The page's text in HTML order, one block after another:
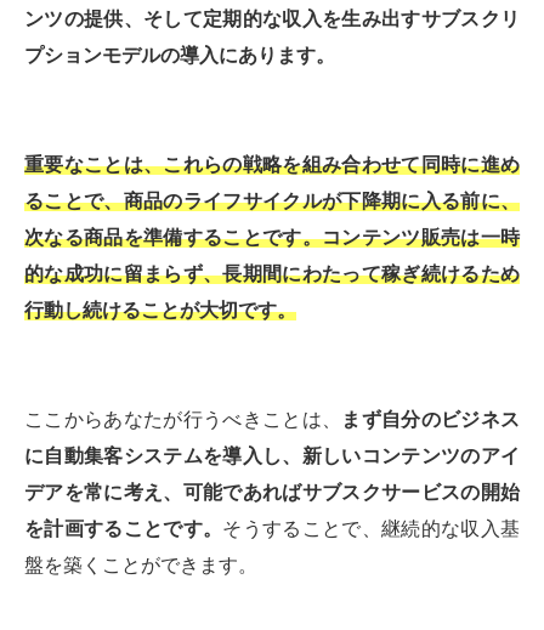
ンツの提供、そして定期的な収入を生み出すサブスクリ
プションモデルの導入にあります。
重要なことは、これらの戦略を組み合わせて同時に進め
ることで、商品のライフサイクルが下降期に入る前に、
次なる商品を準備することです。コンテンツ販売は一時
的な成功に留まらず、長期間にわたって稼ぎ続けるため
行動し続けることが大切です。
ここからあなたが行うべきことは、
まず自分のビジネス
に自動集客システムを導入し、新しいコンテンツのアイ
デアを常に考え、可能であればサブスクサービスの開始
を計画することです。 そうすることで、継続的な収入基
盤を築くことができます。